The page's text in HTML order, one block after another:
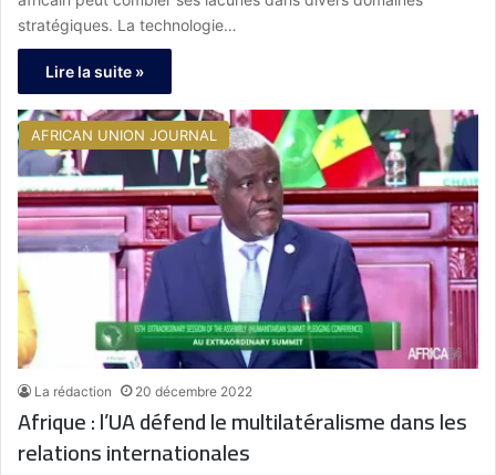
stratégiques. La technologie…
Lire la suite »
AFRICAN UNION JOURNAL
La rédaction 20 décembre 2022
Afrique : l’UA défend le multilatéralisme dans les
relations internationales